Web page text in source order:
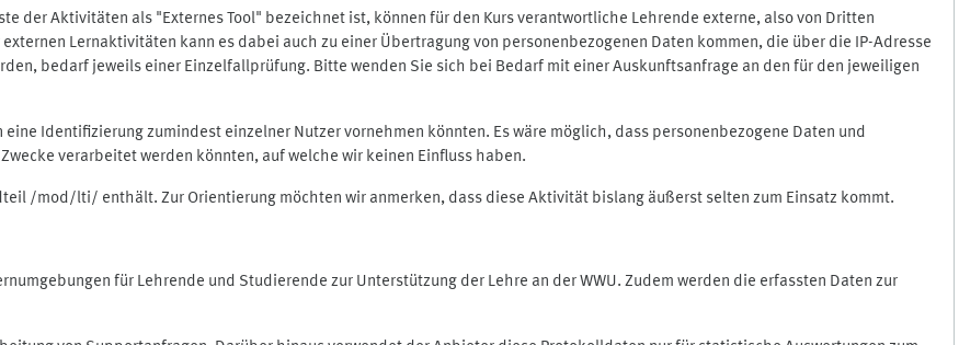
der Aktivitäten als "Externes Tool" bezeichnet ist, können für den Kurs verantwortliche Lehrende externe, also von Dritten
Lernaktivitäten kann es dabei auch zu einer Übertragung von personenbezogenen Daten kommen, die über die IP-Adresse
bedarf jeweils einer Einzelfallprüfung. Bitte wenden Sie sich bei Bedarf mit einer Auskunftsanfrage an den für den jeweiligen
Identifizierung zumindest einzelner Nutzer vornehmen könnten. Es wäre möglich, dass personenbezogene Daten und
verarbeitet werden könnten, auf welche wir keinen Einfluss haben.
/mod/lti/ enthält. Zur Orientierung möchten wir anmerken, dass diese Aktivität bislang äußerst selten zum Einsatz kommt.
für Lehrende und Studierende zur Unterstützung der Lehre an der WWU. Zudem werden die erfassten Daten zur